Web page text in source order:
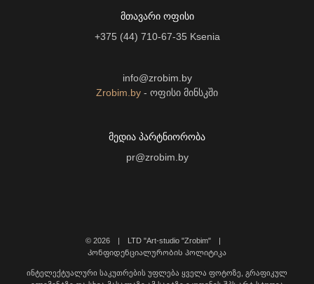
ᲛᲗᲐᲕᲐᲠᲘ ᲝᲤᲘᲡᲘ
+375 (44) 710-67-35 Ksenia
info@zrobim.by
Zrobim.by - ოფისი მინსკში
ᲛᲔᲓᲘᲐ ᲞᲐᲠᲢᲜᲘᲝᲠᲝᲑᲐ
pr@zrobim.by
© 2026 | LTD "Art-studio "Zrobim" |
Კონფიდენციალურობის პოლიტიკა
ინტელექტუალური საკუთრების უფლება ყველა ფოტოზე, გრაფიკულ